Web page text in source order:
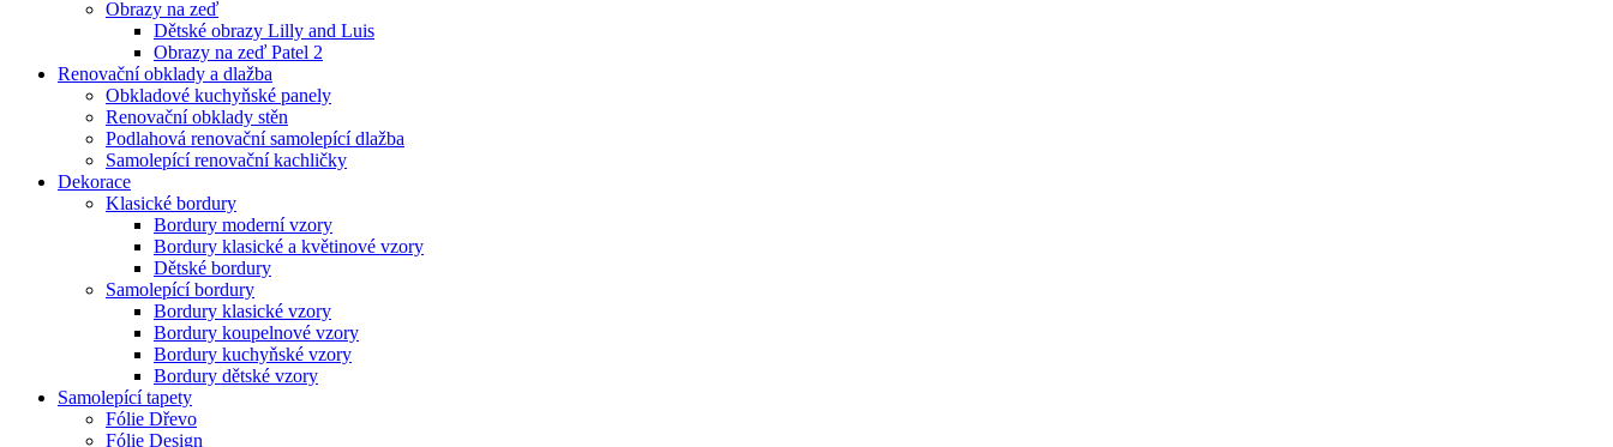
Obrazy na zeď
Dětské obrazy Lilly and Luis
Obrazy na zeď Patel 2
Renovační obklady a dlažba
Obkladové kuchyňské panely
Renovační obklady stěn
Podlahová renovační samolepící dlažba
Samolepící renovační kachličky
Dekorace
Klasické bordury
Bordury moderní vzory
Bordury klasické a květinové vzory
Dětské bordury
Samolepící bordury
Bordury klasické vzory
Bordury koupelnové vzory
Bordury kuchyňské vzory
Bordury dětské vzory
Samolepící tapety
Fólie Dřevo
Fólie Design